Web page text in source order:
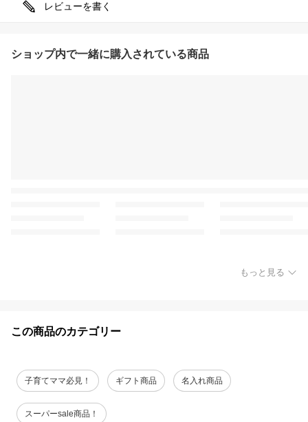
レビューを書く
ショップ内で一緒に購入されている商品
もっと見る
この商品のカテゴリー
子育てママ必見！ ギフト商品 名入れ商品
スーパーsale商品！